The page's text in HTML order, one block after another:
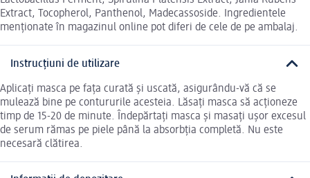
Extract, Tocopherol, Panthenol, Madecassoside. Ingredientele
menționate în magazinul online pot diferi de cele de pe ambalaj.
Instrucțiuni de utilizare
Aplicați masca pe fața curată și uscată, asigurându-vă că se
mulează bine pe contururile acesteia. Lăsați masca să acționeze
timp de 15-20 de minute. Îndepărtați masca și masați ușor excesul
de serum rămas pe piele până la absorbția completă. Nu este
necesară clătirea.